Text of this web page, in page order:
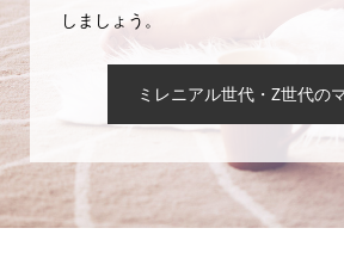
しましょう。
ミレニアル世代・Z世代の